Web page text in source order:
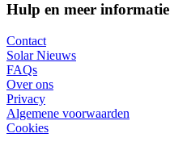
Hulp en meer informatie
Contact
Solar Nieuws
FAQs
Over ons
Privacy
Algemene voorwaarden
Cookies